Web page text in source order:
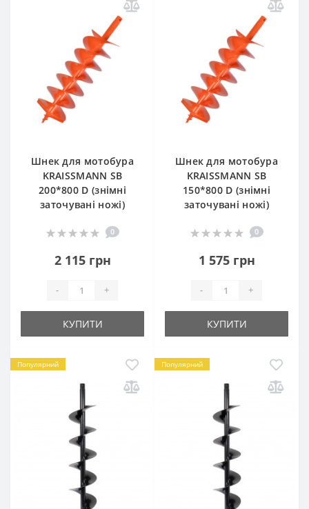
Шнек для мотобура
KRAISSMANN SB
200*800 D (знімні
заточувані ножі)
0
2 115 грн
- +
КУПИТИ
Шнек для мотобура
KRAISSMANN SB
150*800 D (знімні
заточувані ножі)
0
1 575 грн
- +
КУПИТИ
Популярний Популярний